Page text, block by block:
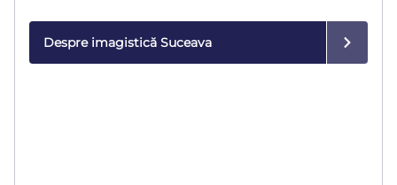
Despre imagistică Suceava